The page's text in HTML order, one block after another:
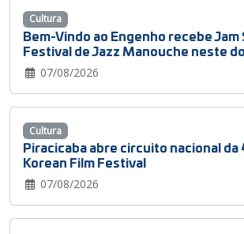
Bem-Vindo ao Engenho recebe Jam
Festival de Jazz Manouche neste
07/08/2026
Cultura
Piracicaba abre circuito nacional da
Korean Film Festival
07/08/2026
Cultura